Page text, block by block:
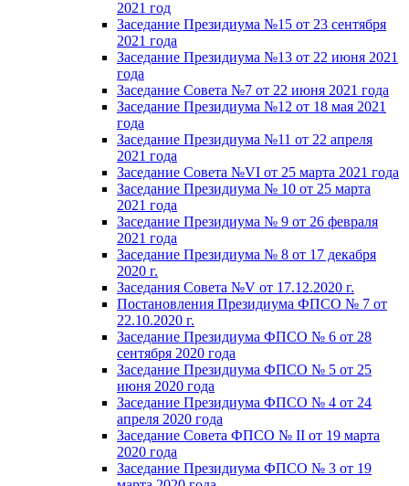
2021 год
Заседание Президиума №15 от 23 сентября
2021 года
Заседание Президиума №13 от 22 июня 2021
года
Заседание Совета №7 от 22 июня 2021 года
Заседание Президиума №12 от 18 мая 2021
года
Заседание Президиума №11 от 22 апреля
2021 года
Заседание Совета №VI от 25 марта 2021 года
Заседание Президиума № 10 от 25 марта
2021 года
Заседание Президиума № 9 от 26 февраля
2021 года
Заседание Президиума № 8 от 17 декабря
2020 г.
Заседания Совета №V от 17.12.2020 г.
Постановления Президиума ФПСО № 7 от
22.10.2020 г.
Заседание Президиума ФПСО № 6 от 28
сентября 2020 года
Заседание Президиума ФПСО № 5 от 25
июня 2020 года
Заседание Президиума ФПСО № 4 от 24
апреля 2020 года
Заседание Совета ФПСО № II от 19 марта
2020 года
Заседание Президиума ФПСО № 3 от 19